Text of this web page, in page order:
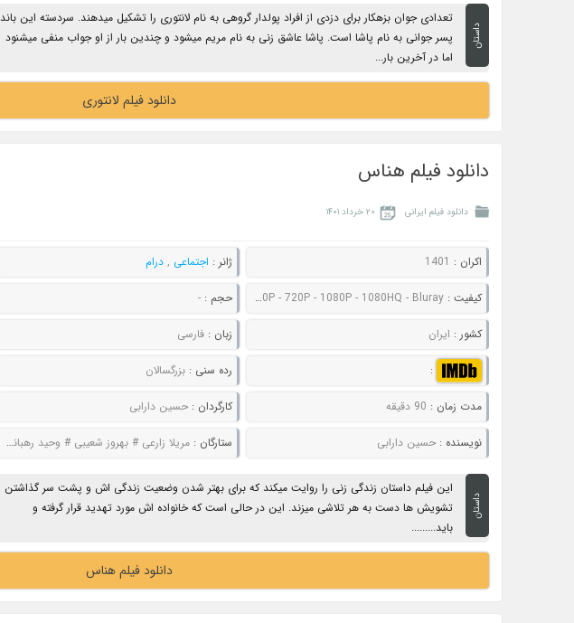
داستان
تعدادی جوان بزهکار برای دزدی از افراد پولدار گروهی به نام لانتوری را تشکیل میدهند. سردسته این باند
پسر جوانی به نام پاشا است. پاشا عاشق زنی به نام مریم میشود و چندین بار از او جواب منفی میشنود
اما در آخرین بار...
دانلود فیلم لانتوری
دانلود فیلم هناس
دانلود فیلم ایرانی ۲۰ خرداد ۱۴۰۱
اکران : 1401 ژانر : اجتماعی ,درام
کیفیت :480P - 720P - 1080P - 1080HQ - Bluray حجم :-
کشور : ایران زبان :فارسی
: رده سنی :بزرگسالان
مدت زمان : 90 دقیقه کارگردان :حسین دارابی
نویسنده :حسین دارابی ستارگان :مریلا زارعی # بهروز شعیبی # وحید رهبانی # سولماز غنی
داستان
این فیلم داستان زندگی زنی را روایت میکند که برای بهتر شدن وضعیت زندگی اش و پشت سر گذاشتن
تشویش ها دست به هر تلاشی میزند. این در حالی است که خانواده اش مورد تهدید قرار گرفته و
باید.........
دانلود فیلم هناس